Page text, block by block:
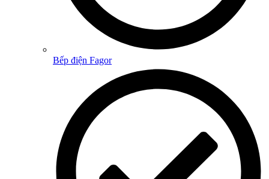
Bếp điện Fagor